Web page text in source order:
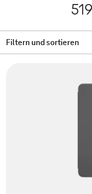
519
Filtern und sortieren